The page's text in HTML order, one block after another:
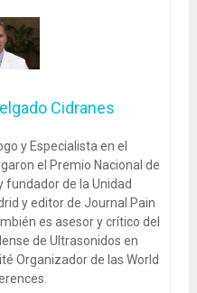
Cidranes
y Especialista en el
el Premio Nacional de
fundador de la Unidad
y editor de Journal Pain
es asesor y crítico del
de Ultrasonidos en
Organizador de las World